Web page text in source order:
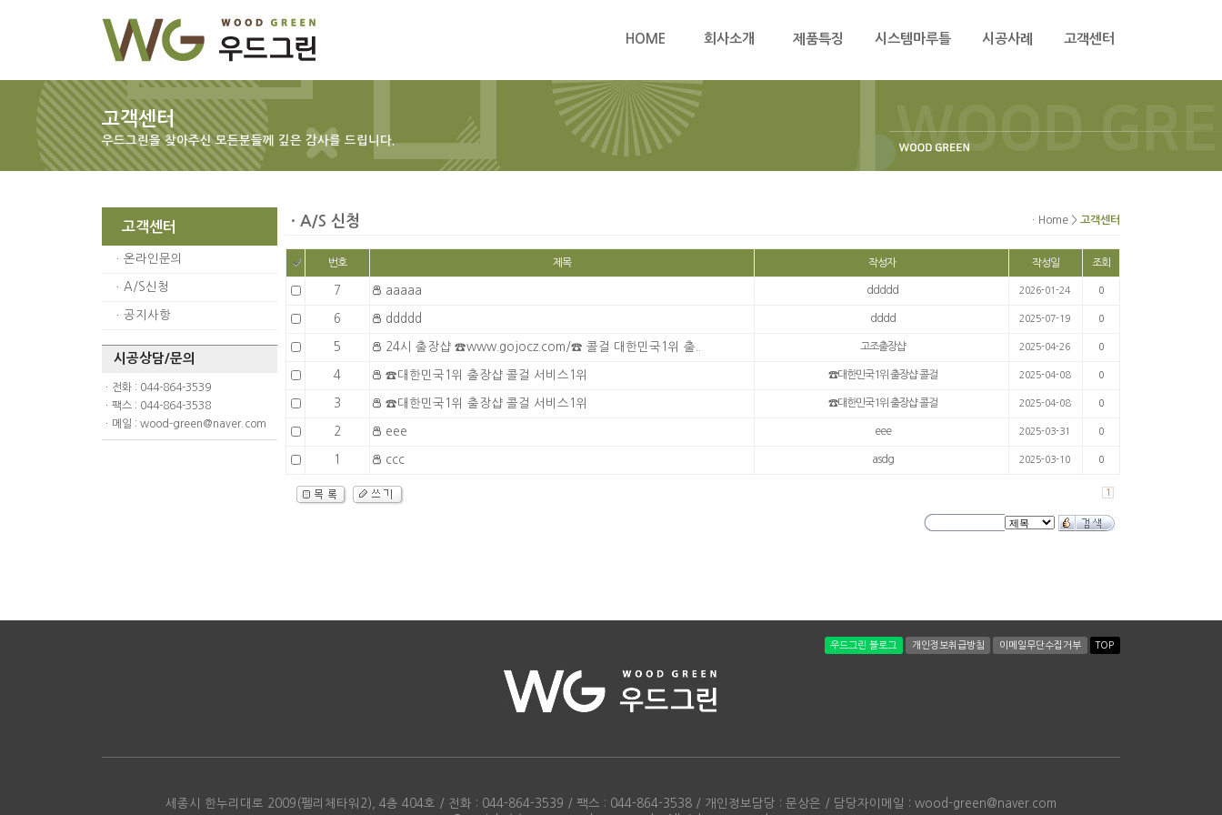
HOME 회사소개 제품특징 시스템마루틀 시공사례 고객센터
고객센터
우드그린을 찾아주신 모든분들께 깊은 감사를 드립니다.
고객센터
ㆍ 온라인문의
ㆍ A/S신청
ㆍ 공지사항
시공상담/문의
ㆍ전화 : 044-864-3539
ㆍ팩스 : 044-864-3538
ㆍ메일 : wood-green@naver.com
ㆍA/S 신청 ㆍHome > 고객센터
번호 제목 작성자 작성일 조회
7 aaaaa ddddd 2026-01-24 0
6 ddddd dddd 2025-07-19 0
5 24시 출장샵 ☎www.gojocz.com/☎ 콜걸 대한민국1위 출.. 고조출장샵 2025-04-26 0
4 ☎대한민국1위 출장샵 콜걸 서비스1위 ☎대한민국1위 출장샵 콜걸 2025-04-08 0
3 ☎대한민국1위 출장샵 콜걸 서비스1위 ☎대한민국1위 출장샵 콜걸 2025-04-08 0
2 eee eee 2025-03-31 0
1 ccc asdg 2025-03-10 0
1
우드그린 블로그 개인정보취급방침 이메일무단수집거부 TOP
세종시 한누리대로 2009(펠리체타워2), 4층 404호 / 전화 : 044-864-3539 / 팩스 : 044-864-3538 / 개인정보담당 : 문상은 / 담당자이메일 : wood-green@naver.com